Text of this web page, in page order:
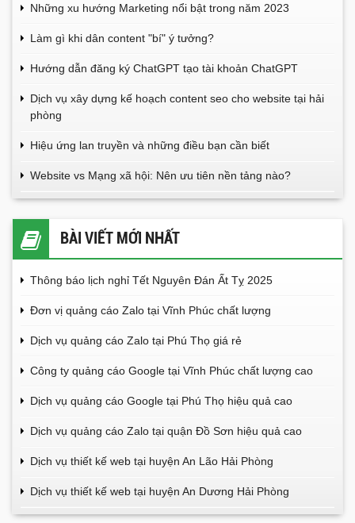
Những xu hướng Marketing nổi bật trong năm 2023
Làm gì khi dân content "bí" ý tưởng?
Hướng dẫn đăng ký ChatGPT tạo tài khoản ChatGPT
Dịch vụ xây dựng kế hoạch content seo cho website tại hải
phòng
Hiệu ứng lan truyền và những điều bạn cần biết
Website vs Mạng xã hội: Nên ưu tiên nền tảng nào?
BÀI VIẾT MỚI NHẤT
Thông báo lịch nghỉ Tết Nguyên Đán Ất Tỵ 2025
Đơn vị quảng cáo Zalo tại Vĩnh Phúc chất lượng
Dịch vụ quảng cáo Zalo tại Phú Thọ giá rẻ
Công ty quảng cáo Google tại Vĩnh Phúc chất lượng cao
Dịch vụ quảng cáo Google tại Phú Thọ hiệu quả cao
Dịch vụ quảng cáo Zalo tại quận Đồ Sơn hiệu quả cao
Dịch vụ thiết kế web tại huyện An Lão Hải Phòng
Dịch vụ thiết kế web tại huyện An Dương Hải Phòng